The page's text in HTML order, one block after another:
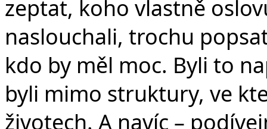
zeptat, koho vlastně
naslouchali, trochu
kdo by měl moc. Byli to
byli mimo struktury, ve
životech. A navíc –